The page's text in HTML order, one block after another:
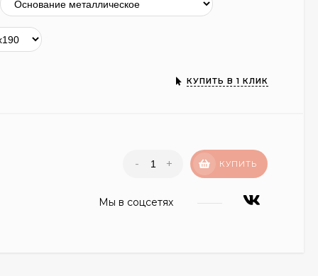
КУПИТЬ В 1 КЛИК
- + КУПИТЬ
Мы в соцсетях